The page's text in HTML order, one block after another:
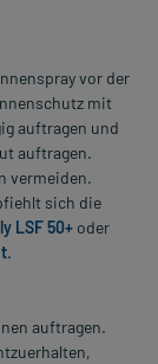
vor der
mit
auftragen und
auftragen.
vermeiden.
sich die
LSF 50+ oder
.
auftragen.